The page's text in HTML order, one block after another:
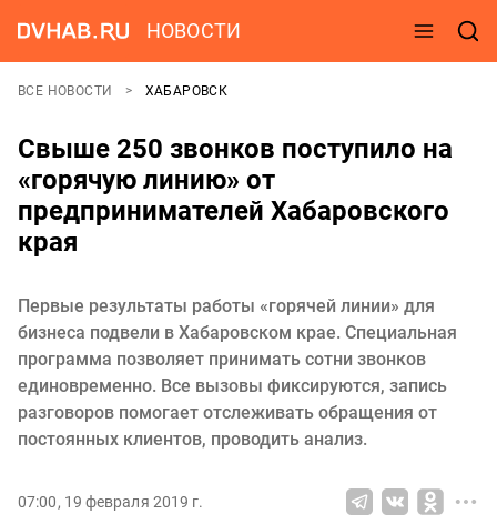
НОВОСТИ
ВСЕ НОВОСТИ ХАБАРОВСК
Свыше 250 звонков поступило на
«горячую линию» от
предпринимателей Хабаровского
края
Первые результаты работы «горячей линии» для
бизнеса подвели в Хабаровском крае. Специальная
программа позволяет принимать сотни звонков
единовременно. Все вызовы фиксируются, запись
разговоров помогает отслеживать обращения от
постоянных клиентов, проводить анализ.
07:00, 19 февраля 2019 г.